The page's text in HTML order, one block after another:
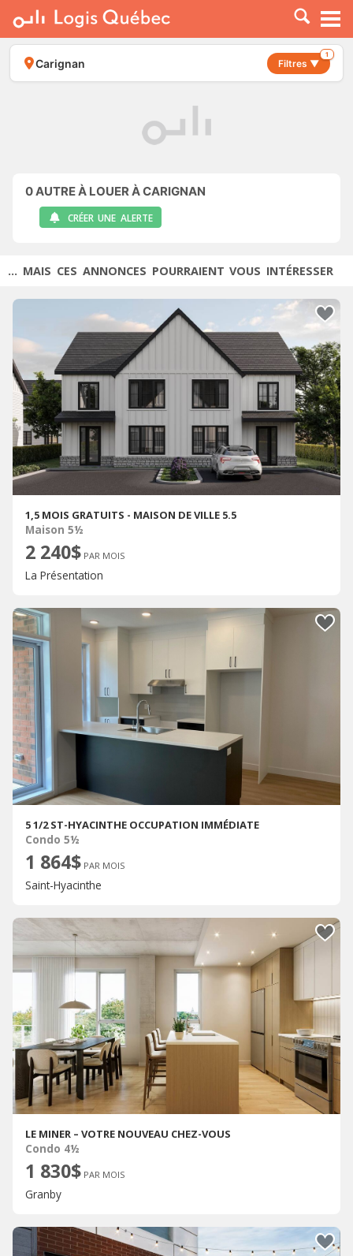
À LOUER
À VENDRE
PLACER UNE ANNONCE
Carignan Filtres ▼
1
0AUTRE À LOUER À CARIGNAN
CRÉER UNE ALERTE
... MAIS CES ANNONCES POURRAIENT VOUS INTÉRESSER
1,5 MOIS GRATUITS - MAISON DE VILLE 5.5
Maison 5½
2 240$ PAR MOIS
La Présentation
5 1/2 ST-HYACINTHE OCCUPATION IMMÉDIATE
Condo 5½
1 864$ PAR MOIS
Saint-Hyacinthe
LE MINER – VOTRE NOUVEAU CHEZ-VOUS
Condo 4½
1 830$ PAR MOIS
Granby